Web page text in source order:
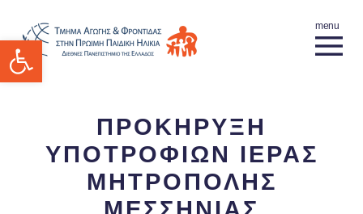
Ανοίξτε τη γραμμή εργαλείων
ΠΡΟΚΗΡΥΞΗ
ΥΠΟΤΡΟΦΙΩΝ ΙΕΡΑΣ
ΜΗΤΡΟΠΟΛΗΣ